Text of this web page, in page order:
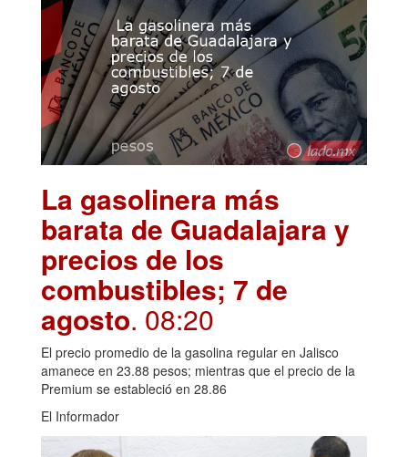
La gasolinera más
barata de Guadalajara y
precios de los
combustibles; 7 de
agosto. 08:20
El precio promedio de la gasolina regular en Jalisco
amanece en 23.88 pesos; mientras que el precio de la
Premium se estableció en 28.86
El Informador